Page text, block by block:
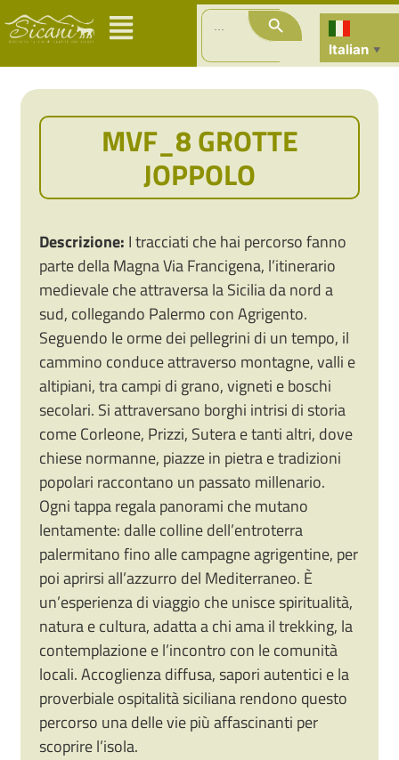
Search
for:
Search Button
Italian ▼
MVF_8 GROTTE
JOPPOLO
Descrizione: I tracciati che hai percorso fanno
parte della Magna Via Francigena, l’itinerario
medievale che attraversa la Sicilia da nord a
sud, collegando Palermo con Agrigento.
Seguendo le orme dei pellegrini di un tempo, il
cammino conduce attraverso montagne, valli e
altipiani, tra campi di grano, vigneti e boschi
secolari. Si attraversano borghi intrisi di storia
come Corleone, Prizzi, Sutera e tanti altri, dove
chiese normanne, piazze in pietra e tradizioni
popolari raccontano un passato millenario.
Ogni tappa regala panorami che mutano
lentamente: dalle colline dell’entroterra
palermitano fino alle campagne agrigentine, per
poi aprirsi all’azzurro del Mediterraneo. È
un’esperienza di viaggio che unisce spiritualità,
natura e cultura, adatta a chi ama il trekking, la
contemplazione e l’incontro con le comunità
locali. Accoglienza diffusa, sapori autentici e la
proverbiale ospitalità siciliana rendono questo
percorso una delle vie più affascinanti per
scoprire l’isola.